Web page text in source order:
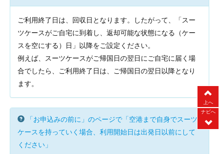
ご利用終了日は、回収日となります。したがって、「スー
ツケースがご自宅に到着し、返却可能な状態になる（ケー
スを空にする）日」以降をご設定ください。
例えば、スーツケースがご帰国日の翌日にご自宅に届く場
合でしたら、ご利用終了日は、ご帰国日の翌日以降となり
ます。
「お申込みの前に」のページで「空港まで自身でスーツ
ケースを持っていく場合、利用開始日は出発日以前にして
ください」
上へ
ナビへ